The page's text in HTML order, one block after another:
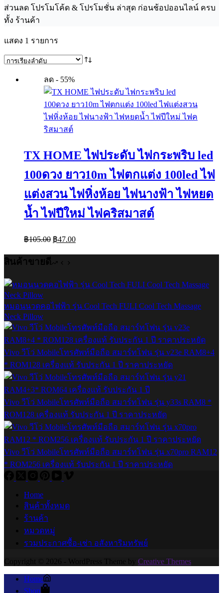
ส่วนลด โปรโมโค้ด & โปรโมชั่น ล่าสุด ก่อนช้อปออนไลน์ ครบ
ทั้ง ร้านค้า
แสดง 1 รายการ
ลด - 55%
TX HOME ไฟประดับ ไฟกระพริบ led
100ดวง ยาว10m ไฟตกแต่ง 100led ไฟ
แต่งสวน ไฟหิ่งห้อย ไฟนางฟ้า ไฟหยด
น้ำ ไฟปีใหม่ ไฟคริสมาสต์
฿105.00 Original
price
was:
฿105.00.
฿47.00Current
price
is:
สินค้าขายดี
หมอนนวดคอไฟฟ้า รุ่น Cool Tech FULI Cool Tech Massage
Neck Pillow
Vivo วีโว่ Mobileโทรศัพท์มือถือ สมาร์ทโฟน รุ่น v23e RAM8+4
* ROM128 เครื่องแท้ รับประกัน 1 ปี ราคาประหยัด
Vivo วีโว่ Mobileโทรศัพท์มือถือ สมาร์ทโฟน รุ่น y33s RAM8 *
ROM128 เครื่องแท้ รับประกัน 1 ปี ราคาประหยัด
Vivo วีโว่ Mobileโทรศัพท์มือถือ สมาร์ทโฟน รุ่น x70pro RAM12
* ROM256 เครื่องแท้ รับประกัน 1 ปี ราคาประหยัด
Home
สินค้าทั้งหมด
ร้านค้า
หมวดหมู่
รวมประกาศซื้อ-เช่า อสังหาริมทรัพย์
Copyright © 2026 - WordPress Theme by Creative Themes
Home
Shop